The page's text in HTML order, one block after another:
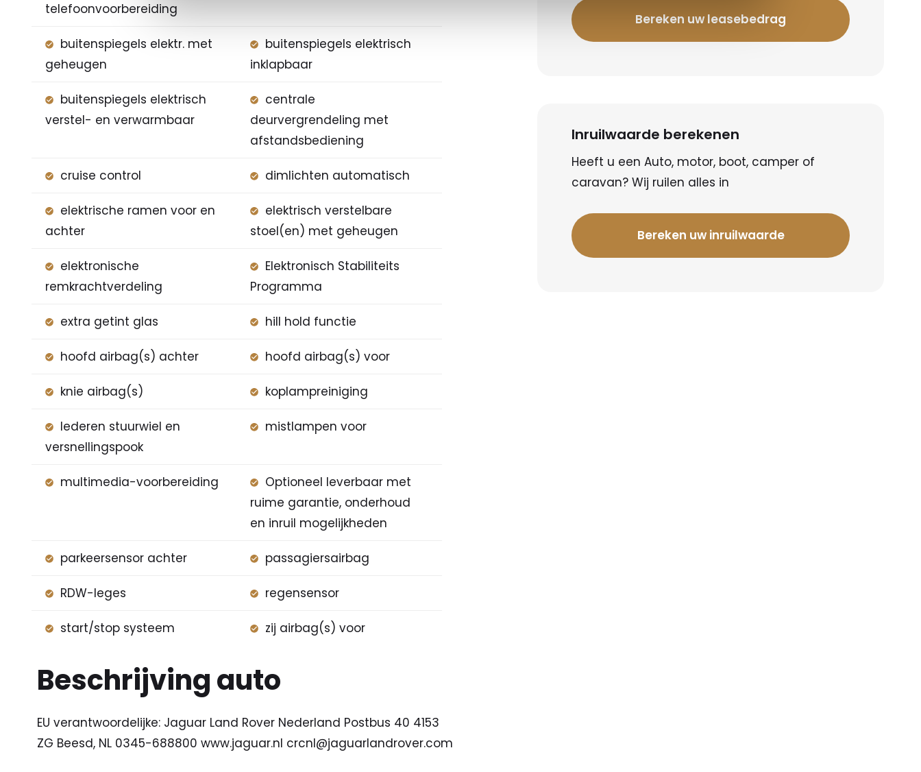
telefoonvoorbereiding
buitenspiegels elektr. met
geheugen
buitenspiegels elektrisch
inklapbaar
buitenspiegels elektrisch
verstel- en verwarmbaar
centrale
deurvergrendeling met
afstandsbediening
cruise control dimlichten automatisch
elektrische ramen voor en
achter
elektrisch verstelbare
stoel(en) met geheugen
elektronische
remkrachtverdeling
Elektronisch Stabiliteits
Programma
extra getint glas hill hold functie
hoofd airbag(s) achter hoofd airbag(s) voor
knie airbag(s) koplampreiniging
lederen stuurwiel en
versnellingspook
mistlampen voor
multimedia-voorbereiding
Optioneel leverbaar met
ruime garantie, onderhoud
en inruil mogelijkheden
parkeersensor achter passagiersairbag
RDW-leges regensensor
start/stop systeem zij airbag(s) voor
Beschrijving auto
EU verantwoordelijke: Jaguar Land Rover Nederland Postbus 40 4153
ZG Beesd, NL 0345-688800 www.jaguar.nl crcnl@jaguarlandrover.com
Bereken uw leasebedrag
Inruilwaarde berekenen
Heeft u een Auto, motor, boot, camper of
caravan? Wij ruilen alles in
Bereken uw inruilwaarde